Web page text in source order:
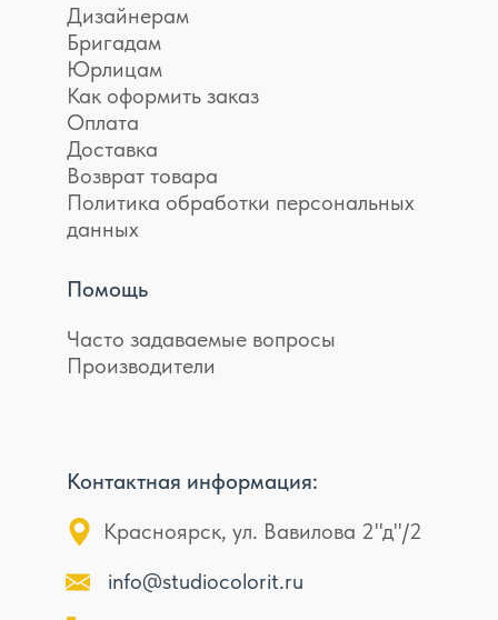
Дизайнерам
Бригадам
Юрлицам
Как оформить заказ
Оплата
Доставка
Возврат товара
Политика обработки персональных
данных
Помощь
Часто задаваемые вопросы
Производители
Контактная информация:
Красноярск, ул. Вавилова 2"д"/2
info@studiocolorit.ru